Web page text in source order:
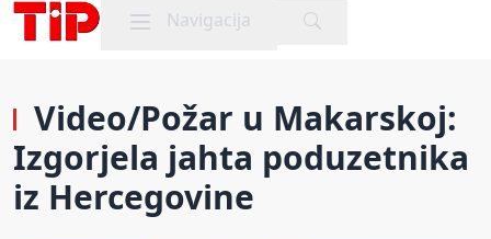
Mobile menu
Navigacija
Video/Požar u Makarskoj:
Izgorjela jahta poduzetnika
iz Hercegovine